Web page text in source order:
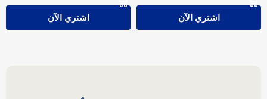
اشتري الآن اشتري الآن